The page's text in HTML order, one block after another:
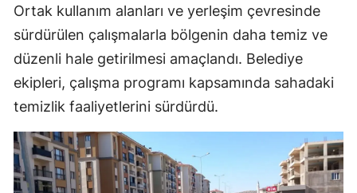
Ortak kullanım alanları ve yerleşim çevresinde
sürdürülen çalışmalarla bölgenin daha temiz ve
düzenli hale getirilmesi amaçlandı. Belediye
ekipleri, çalışma programı kapsamında sahadaki
temizlik faaliyetlerini sürdürdü.